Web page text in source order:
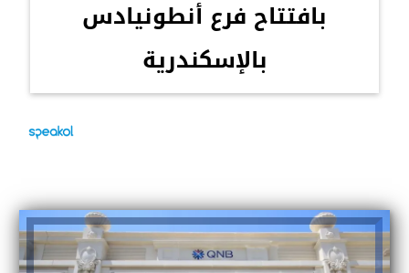
بافتتاح فرع أنطونيادس
بالإسكندرية